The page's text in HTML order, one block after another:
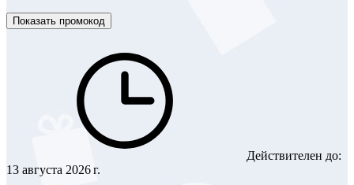
Показать промокод
Действителен до:
13 августа 2026 г.